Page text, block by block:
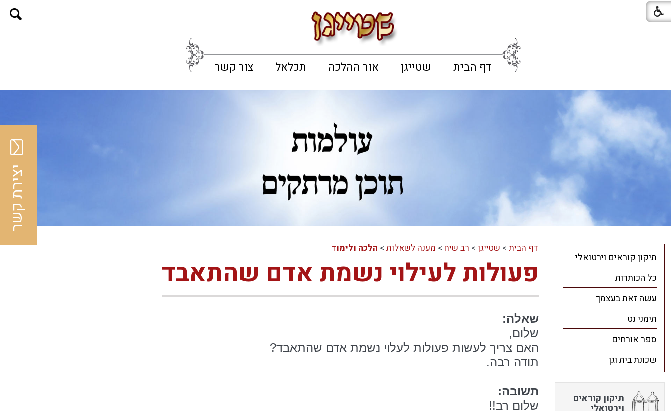
דף הבית שטייגן אור ההלכה תכלאל צור קשר
דף הבית> שטייגן> רב שיח > מענה לשאלות> הלכה ולימוד
פעולות לעילוי נשמת אדם שהתאבד
שאלה:
שלום,
האם צריך לעשות פעולות לעלוי נשמת אדם שהתאבד?
תודה רבה.
תשובה:
שלום רב!!
תיקון קוראים וירטואלי
כל הכותרות
עשה זאת בעצמך
תימני נט
ספר אורחים
שכונת בית וגן
תיקון קוראים
וירטואלי
יצירת קשר